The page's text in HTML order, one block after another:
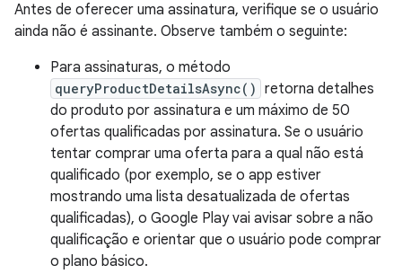
Antes de oferecer uma assinatura, verifique se o usuário
ainda não é assinante. Observe também o seguinte:
Para assinaturas, o método
queryProductDetailsAsync() retorna detalhes
do produto por assinatura e um máximo de 50
ofertas qualificadas por assinatura. Se o usuário
tentar comprar uma oferta para a qual não está
qualificado (por exemplo, se o app estiver
mostrando uma lista desatualizada de ofertas
qualificadas), o Google Play vai avisar sobre a não
qualificação e orientar que o usuário pode comprar
o plano básico.